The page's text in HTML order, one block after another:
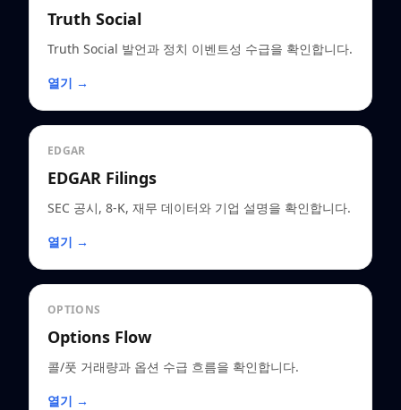
Truth Social
Truth Social 발언과 정치 이벤트성 수급을 확인합니다.
열기 →
EDGAR
EDGAR Filings
SEC 공시, 8-K, 재무 데이터와 기업 설명을 확인합니다.
열기 →
OPTIONS
Options Flow
콜/풋 거래량과 옵션 수급 흐름을 확인합니다.
열기 →